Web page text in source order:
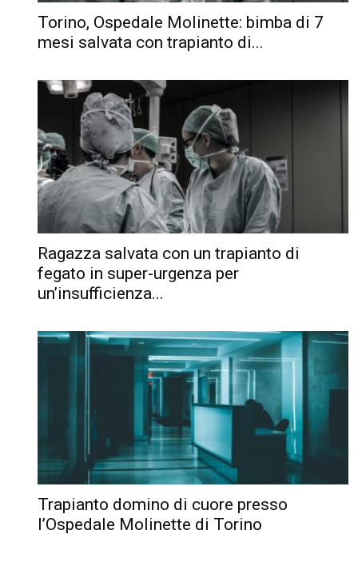
Torino, Ospedale Molinette: bimba di 7
mesi salvata con trapianto di...
Ragazza salvata con un trapianto di
fegato in super-urgenza per
un’insufficienza...
Trapianto domino di cuore presso
l’Ospedale Molinette di Torino